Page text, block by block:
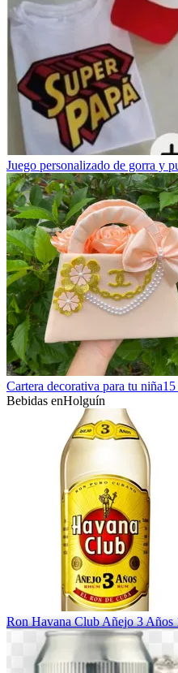
Juego personalizado de gorra y
Cartera decorativa para tu niña
Bebidas enHolguín
Ron Havana Club Añejo 3 Años